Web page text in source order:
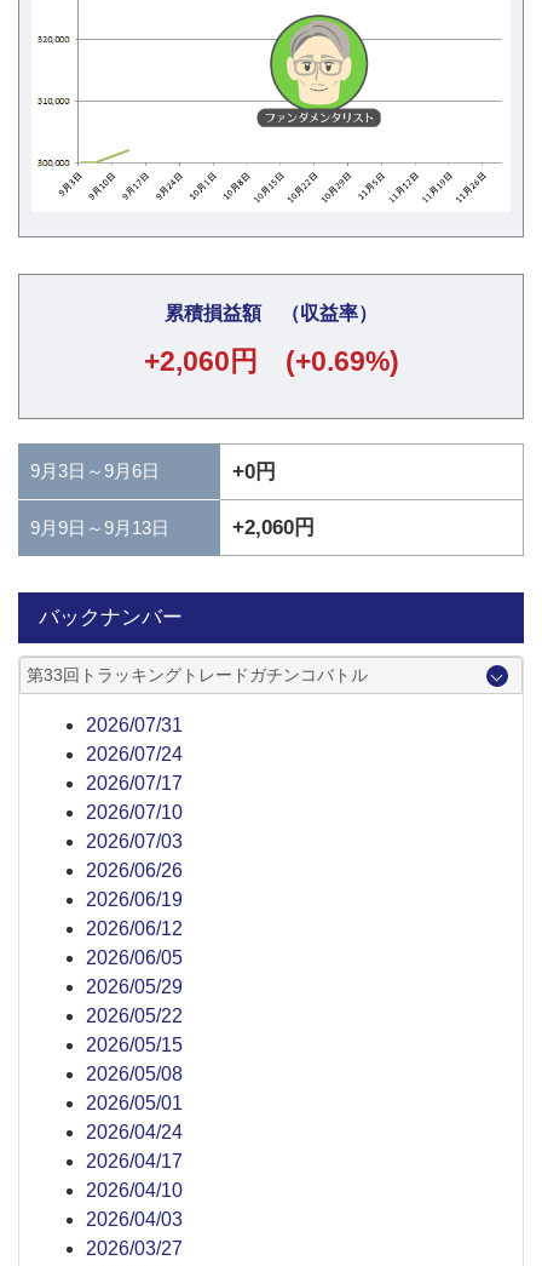
累積損益額 （収益率）
+2,060円 (+0.69%)
9月3日～9月6日 +0円
9月9日～9月13日 +2,060円
バックナンバー
第33回トラッキングトレードガチンコバトル
2026/07/31
2026/07/24
2026/07/17
2026/07/10
2026/07/03
2026/06/26
2026/06/19
2026/06/12
2026/06/05
2026/05/29
2026/05/22
2026/05/15
2026/05/08
2026/05/01
2026/04/24
2026/04/17
2026/04/10
2026/04/03
2026/03/27